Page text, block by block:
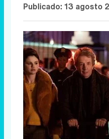
Publicado: 13 agosto